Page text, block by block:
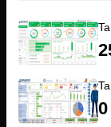
Address: 90 Rue
Email:
0